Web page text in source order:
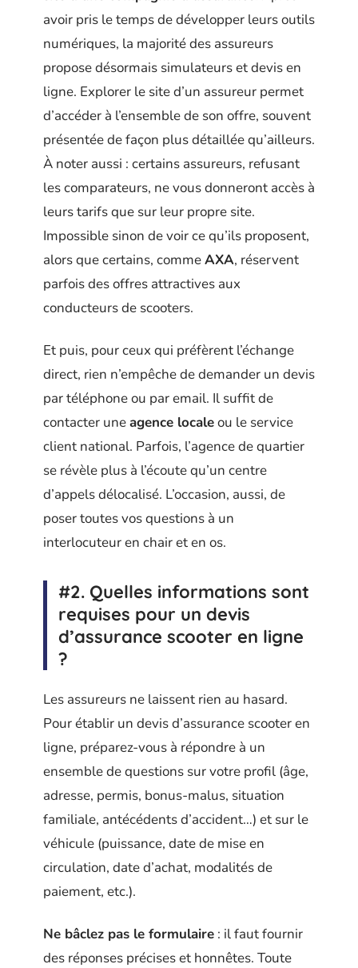
avoir pris le temps de développer leurs outils
numériques, la majorité des assureurs
propose désormais simulateurs et devis en
ligne. Explorer le site d’un assureur permet
d’accéder à l’ensemble de son offre, souvent
présentée de façon plus détaillée qu’ailleurs.
À noter aussi : certains assureurs, refusant
les comparateurs, ne vous donneront accès à
leurs tarifs que sur leur propre site.
Impossible sinon de voir ce qu’ils proposent,
alors que certains, commeAXA, réservent
parfois des offres attractives aux
conducteurs de scooters.
Et puis, pour ceux qui préfèrent l’échange
direct, rien n’empêche de demander un devis
par téléphone ou par email. Il suffit de
contacter uneagence localeou le service
client national. Parfois, l’agence de quartier
se révèle plus à l’écoute qu’un centre
d’appels délocalisé. L’occasion, aussi, de
poser toutes vos questions à un
interlocuteur en chair et en os.
#2. Quelles informations sont
requises pour un devis
d’assurance scooter en ligne
?
Les assureurs ne laissent rien au hasard.
Pour établir un devis d’assurance scooter en
ligne, préparez-vous à répondre à un
ensemble de questions sur votre profil (âge,
adresse, permis, bonus-malus, situation
familiale, antécédents d’accident…) et sur le
véhicule (puissance, date de mise en
circulation, date d’achat, modalités de
paiement, etc.).
Ne bâclez pas le formulaire : il faut fournir
des réponses précises et honnêtes. Toute